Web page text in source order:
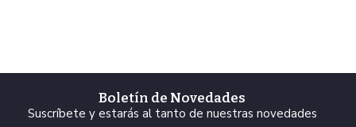
Boletín de Novedades
Suscríbete y estarás al tanto de nuestras novedades